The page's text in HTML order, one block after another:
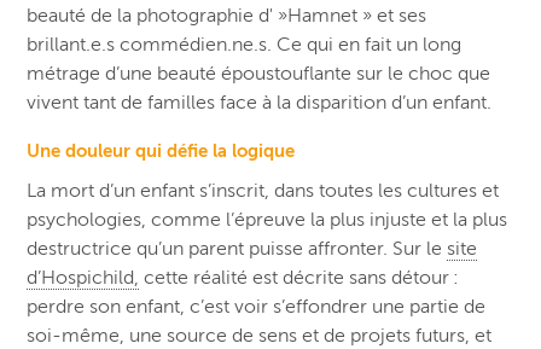
beauté de la photographie d' »Hamnet » et ses
brillant.e.s commédien.ne.s. Ce qui en fait un long
métrage d’une beauté époustouflante sur le choc que
vivent tant de familles face à la disparition d’un enfant.
Une douleur qui défie la logique
La mort d’un enfant s’inscrit, dans toutes les cultures et
psychologies, comme l’épreuve la plus injuste et la plus
destructrice qu’un parent puisse affronter. Sur le site
d’Hospichild, cette réalité est décrite sans détour :
perdre son enfant, c’est voir s’effondrer une partie de
soi‑même, une source de sens et de projets futurs, et